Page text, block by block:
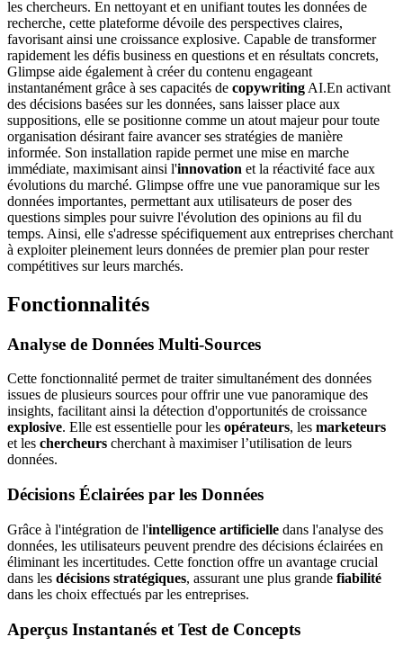
les chercheurs. En nettoyant et en unifiant toutes les données de
recherche, cette plateforme dévoile des perspectives claires,
favorisant ainsi une croissance explosive. Capable de transformer
rapidement les défis business en questions et en résultats concrets,
Glimpse aide également à créer du contenu engageant
instantanément grâce à ses capacités de copywriting AI.En activant
des décisions basées sur les données, sans laisser place aux
suppositions, elle se positionne comme un atout majeur pour toute
organisation désirant faire avancer ses stratégies de manière
informée. Son installation rapide permet une mise en marche
immédiate, maximisant ainsi l'innovation et la réactivité face aux
évolutions du marché. Glimpse offre une vue panoramique sur les
données importantes, permettant aux utilisateurs de poser des
questions simples pour suivre l'évolution des opinions au fil du
temps. Ainsi, elle s'adresse spécifiquement aux entreprises cherchant
à exploiter pleinement leurs données de premier plan pour rester
compétitives sur leurs marchés.
Fonctionnalités
Analyse de Données Multi-Sources
Cette fonctionnalité permet de traiter simultanément des données
issues de plusieurs sources pour offrir une vue panoramique des
insights, facilitant ainsi la détection d'opportunités de croissance
explosive. Elle est essentielle pour les opérateurs, les marketeurs
et les chercheurs cherchant à maximiser l’utilisation de leurs
données.
Décisions Éclairées par les Données
Grâce à l'intégration de l'intelligence artificielle dans l'analyse des
données, les utilisateurs peuvent prendre des décisions éclairées en
éliminant les incertitudes. Cette fonction offre un avantage crucial
dans les décisions stratégiques, assurant une plus grande fiabilité
dans les choix effectués par les entreprises.
Aperçus Instantanés et Test de Concepts